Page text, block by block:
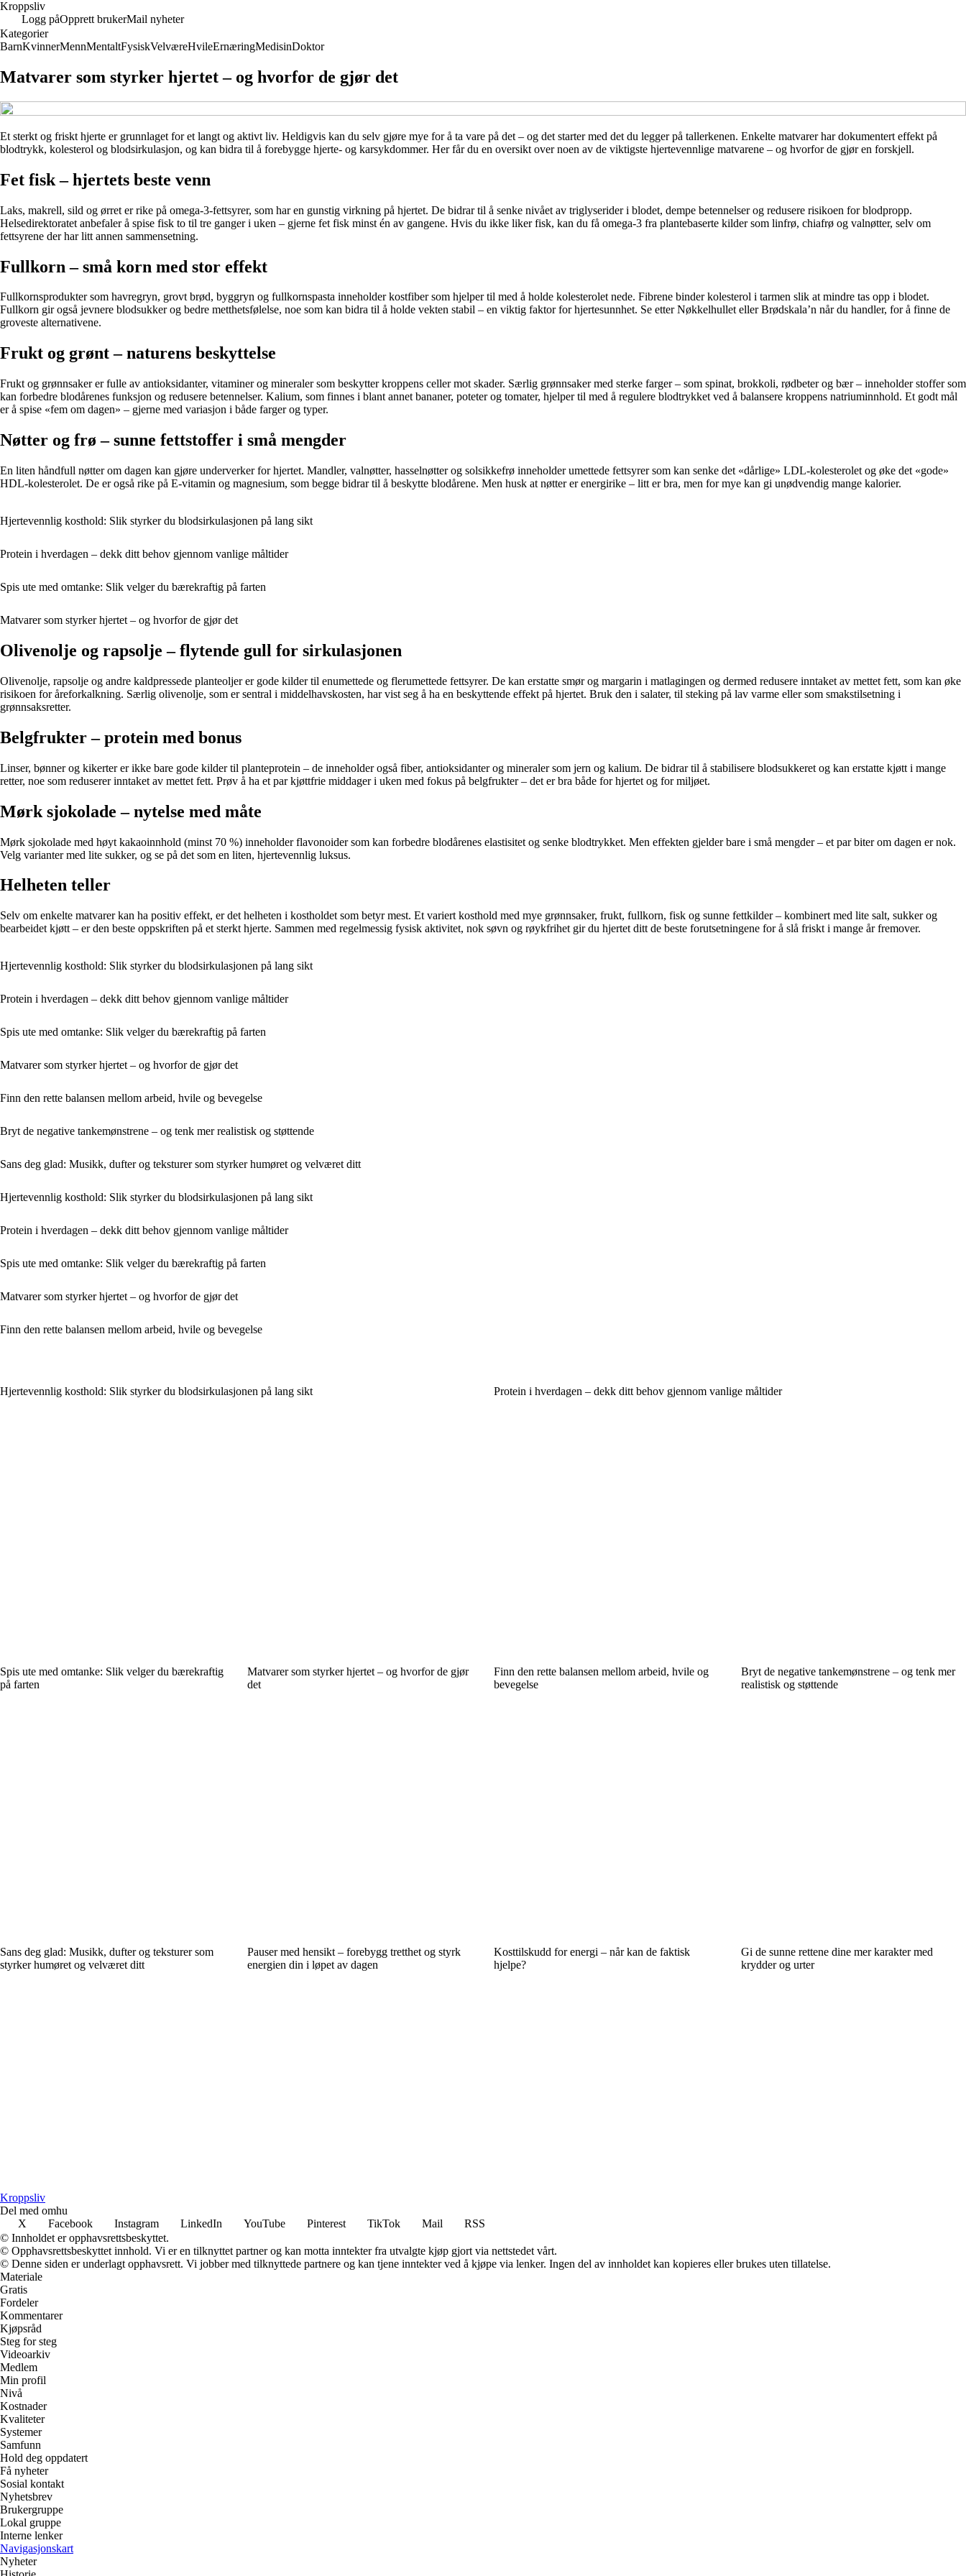
Kroppsliv
Logg påOpprett brukerMail nyheter
Kategorier
BarnKvinnerMennMentaltFysiskVelværeHvileErnæringMedisinDoktor
Matvarer som styrker hjertet – og hvorfor de gjør det
Et sterkt og friskt hjerte er grunnlaget for et langt og aktivt liv. Heldigvis kan du selv gjøre mye for å ta vare på det – og det starter med det du legger på tallerkenen. Enkelte matvarer har dokumentert effekt på
blodtrykk, kolesterol og blodsirkulasjon, og kan bidra til å forebygge hjerte- og karsykdommer. Her får du en oversikt over noen av de viktigste hjertevennlige matvarene – og hvorfor de gjør en forskjell.
Fet fisk – hjertets beste venn
Laks, makrell, sild og ørret er rike på omega-3-fettsyrer, som har en gunstig virkning på hjertet. De bidrar til å senke nivået av triglyserider i blodet, dempe betennelser og redusere risikoen for blodpropp.
Helsedirektoratet anbefaler å spise fisk to til tre ganger i uken – gjerne fet fisk minst én av gangene. Hvis du ikke liker fisk, kan du få omega-3 fra plantebaserte kilder som linfrø, chiafrø og valnøtter, selv om
fettsyrene der har litt annen sammensetning.
Fullkorn – små korn med stor effekt
Fullkornsprodukter som havregryn, grovt brød, byggryn og fullkornspasta inneholder kostfiber som hjelper til med å holde kolesterolet nede. Fibrene binder kolesterol i tarmen slik at mindre tas opp i blodet.
Fullkorn gir også jevnere blodsukker og bedre metthetsfølelse, noe som kan bidra til å holde vekten stabil – en viktig faktor for hjertesunnhet. Se etter Nøkkelhullet eller Brødskala’n når du handler, for å finne de
groveste alternativene.
Frukt og grønt – naturens beskyttelse
Frukt og grønnsaker er fulle av antioksidanter, vitaminer og mineraler som beskytter kroppens celler mot skader. Særlig grønnsaker med sterke farger – som spinat, brokkoli, rødbeter og bær – inneholder stoffer som
kan forbedre blodårenes funksjon og redusere betennelser. Kalium, som finnes i blant annet bananer, poteter og tomater, hjelper til med å regulere blodtrykket ved å balansere kroppens natriuminnhold. Et godt mål
er å spise «fem om dagen» – gjerne med variasjon i både farger og typer.
Nøtter og frø – sunne fettstoffer i små mengder
En liten håndfull nøtter om dagen kan gjøre underverker for hjertet. Mandler, valnøtter, hasselnøtter og solsikkefrø inneholder umettede fettsyrer som kan senke det «dårlige» LDL-kolesterolet og øke det «gode»
HDL-kolesterolet. De er også rike på E-vitamin og magnesium, som begge bidrar til å beskytte blodårene. Men husk at nøtter er energirike – litt er bra, men for mye kan gi unødvendig mange kalorier.
Hjertevennlig kosthold: Slik styrker du blodsirkulasjonen på lang sikt
Protein i hverdagen – dekk ditt behov gjennom vanlige måltider
Spis ute med omtanke: Slik velger du bærekraftig på farten
Matvarer som styrker hjertet – og hvorfor de gjør det
Olivenolje og rapsolje – flytende gull for sirkulasjonen
Olivenolje, rapsolje og andre kaldpressede planteoljer er gode kilder til enumettede og flerumettede fettsyrer. De kan erstatte smør og margarin i matlagingen og dermed redusere inntaket av mettet fett, som kan øke
risikoen for åreforkalkning. Særlig olivenolje, som er sentral i middelhavskosten, har vist seg å ha en beskyttende effekt på hjertet. Bruk den i salater, til steking på lav varme eller som smakstilsetning i
grønnsaksretter.
Belgfrukter – protein med bonus
Linser, bønner og kikerter er ikke bare gode kilder til planteprotein – de inneholder også fiber, antioksidanter og mineraler som jern og kalium. De bidrar til å stabilisere blodsukkeret og kan erstatte kjøtt i mange
retter, noe som reduserer inntaket av mettet fett. Prøv å ha et par kjøttfrie middager i uken med fokus på belgfrukter – det er bra både for hjertet og for miljøet.
Mørk sjokolade – nytelse med måte
Mørk sjokolade med høyt kakaoinnhold (minst 70 %) inneholder flavonoider som kan forbedre blodårenes elastisitet og senke blodtrykket. Men effekten gjelder bare i små mengder – et par biter om dagen er nok.
Velg varianter med lite sukker, og se på det som en liten, hjertevennlig luksus.
Helheten teller
Selv om enkelte matvarer kan ha positiv effekt, er det helheten i kostholdet som betyr mest. Et variert kosthold med mye grønnsaker, frukt, fullkorn, fisk og sunne fettkilder – kombinert med lite salt, sukker og
bearbeidet kjøtt – er den beste oppskriften på et sterkt hjerte. Sammen med regelmessig fysisk aktivitet, nok søvn og røykfrihet gir du hjertet ditt de beste forutsetningene for å slå friskt i mange år fremover.
Hjertevennlig kosthold: Slik styrker du blodsirkulasjonen på lang sikt
Protein i hverdagen – dekk ditt behov gjennom vanlige måltider
Spis ute med omtanke: Slik velger du bærekraftig på farten
Matvarer som styrker hjertet – og hvorfor de gjør det
Finn den rette balansen mellom arbeid, hvile og bevegelse
Bryt de negative tankemønstrene – og tenk mer realistisk og støttende
Sans deg glad: Musikk, dufter og teksturer som styrker humøret og velværet ditt
Hjertevennlig kosthold: Slik styrker du blodsirkulasjonen på lang sikt
Protein i hverdagen – dekk ditt behov gjennom vanlige måltider
Spis ute med omtanke: Slik velger du bærekraftig på farten
Matvarer som styrker hjertet – og hvorfor de gjør det
Finn den rette balansen mellom arbeid, hvile og bevegelse
Hjertevennlig kosthold: Slik styrker du blodsirkulasjonen på lang sikt Protein i hverdagen – dekk ditt behov gjennom vanlige måltider
Spis ute med omtanke: Slik velger du bærekraftig
på farten
Matvarer som styrker hjertet – og hvorfor de gjør
det
Finn den rette balansen mellom arbeid, hvile og
bevegelse
Bryt de negative tankemønstrene – og tenk mer
realistisk og støttende
Sans deg glad: Musikk, dufter og teksturer som
styrker humøret og velværet ditt
Pauser med hensikt – forebygg tretthet og styrk
energien din i løpet av dagen
Kosttilskudd for energi – når kan de faktisk
hjelpe?
Gi de sunne rettene dine mer karakter med
krydder og urter
Kroppsliv
Del med omhu
X
Facebook Instagram LinkedIn YouTube Pinterest TikTok Mail
RSS
© Innholdet er opphavsrettsbeskyttet.
© Opphavsrettsbeskyttet innhold. Vi er en tilknyttet partner og kan motta inntekter fra utvalgte kjøp gjort via nettstedet vårt.
© Denne siden er underlagt opphavsrett. Vi jobber med tilknyttede partnere og kan tjene inntekter ved å kjøpe via lenker. Ingen del av innholdet kan kopieres eller brukes uten tillatelse.
Materiale
Gratis
Fordeler
Kommentarer
Kjøpsråd
Steg for steg
Videoarkiv
Medlem
Min profil
Nivå
Kostnader
Kvaliteter
Systemer
Samfunn
Hold deg oppdatert
Få nyheter
Sosial kontakt
Nyhetsbrev
Brukergruppe
Lokal gruppe
Interne lenker
Navigasjonskart
Nyheter